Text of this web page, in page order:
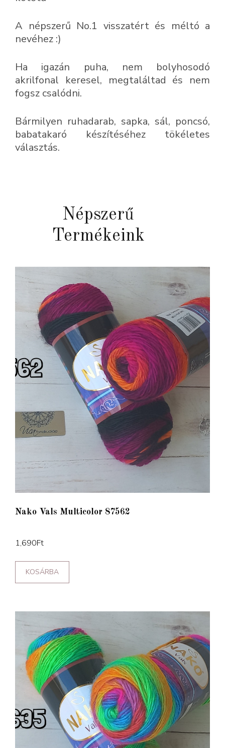
A népszerű No.1 visszatért és méltó a
nevéhez :)
Ha igazán puha, nem bolyhosodó
akrilfonal keresel, megtaláltad és nem
fogsz csalódni.
Bármilyen ruhadarab, sapka, sál, poncsó,
babatakaró készítéséhez tökéletes
választás.
Népszerű
Termékeink
Nako Vals Multicolor 87562
1,690Ft
KOSÁRBA